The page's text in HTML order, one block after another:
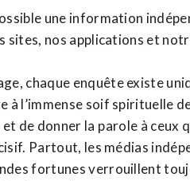
une information
sites, nos applications et
chaque enquête existe
à l’immense soif spirituelle
et de donner la parole à ceux
Partout, les médias
fortunes verrouillent